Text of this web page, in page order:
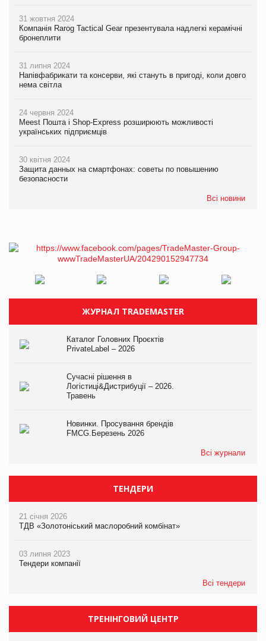
31 жовтня 2024
Компанія Rarog Tactical Gear презентувала надлегкі керамічні
бронеплити
31 липня 2024
Напівфабрикати та консерви, які стануть в пригоді, коли довго
нема світла
24 червня 2024
Meest Пошта і Shop-Express розширюють можливості
українських підприємців
30 квітня 2024
Защита данных на смартфонах: советы по повышению
безопасности
Всі новини
ЖУРНАЛ TRADEMASTER
Каталог Головних Проєктів
PrivateLabel – 2026
Сучасні рішення в
Логістиці&Дистрибуції – 2026.
Травень
Новинки. Просування брендів
FMCG.Березень 2026
Всі журнали
ТЕНДЕРИ
21 січня 2026
ТДВ «Золотоніський маслоробний комбінат»
03 липня 2023
Тендери компанії
Всі тендери
ТРЕНІНГОВИЙ ЦЕНТР